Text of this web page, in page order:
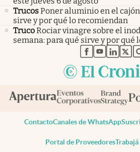
TrucosPoner aluminio en el
sirve y por qué lo recomiendan
TrucoRociar vinagre sobre el
semana: para qué sirve y por qué
abre enabre en
abre
ContactoCanales de WhatsApp
Portal de Proveedores